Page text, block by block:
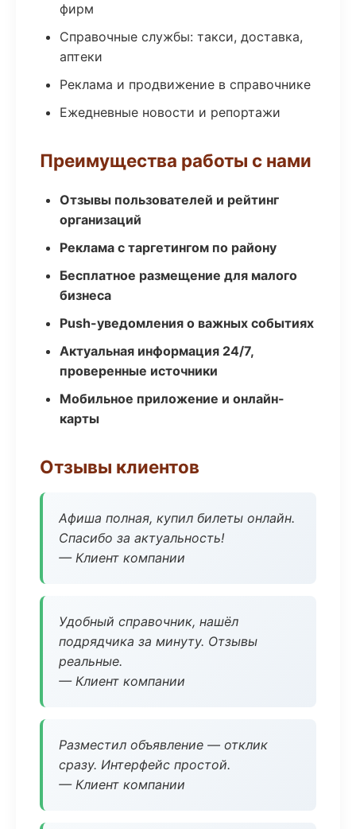
фирм
Справочные службы: такси, доставка,
аптеки
Реклама и продвижение в справочнике
Ежедневные новости и репортажи
Преимущества работы с нами
Отзывы пользователей и рейтинг
организаций
Реклама с таргетингом по району
Бесплатное размещение для малого
бизнеса
Push-уведомления о важных событиях
Актуальная информация 24/7,
проверенные источники
Мобильное приложение и онлайн-
карты
Отзывы клиентов
Афиша полная, купил билеты онлайн.
Спасибо за актуальность!
— Клиент компании
Удобный справочник, нашёл
подрядчика за минуту. Отзывы
реальные.
— Клиент компании
Разместил объявление — отклик
сразу. Интерфейс простой.
— Клиент компании